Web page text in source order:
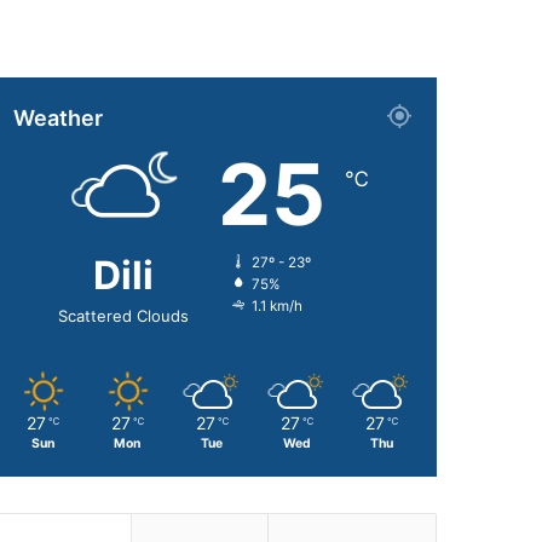
Weather
Dili
Scattered Clouds
25 ℃
27º - 23º
75%
1.1 km/h
27 ℃
Sun
27 ℃
Mon
27 ℃
Tue
27 ℃
Wed
27 ℃
Thu